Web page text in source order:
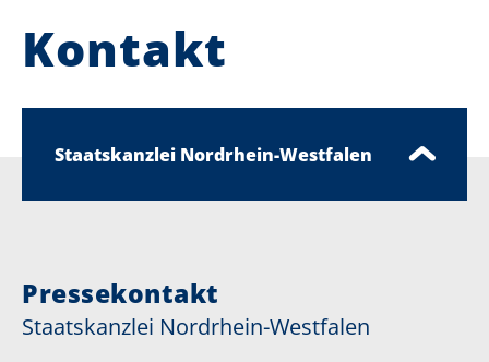
Kontakt
Staatskanzlei Nordrhein-Westfalen
Pressekontakt
Staatskanzlei Nordrhein-Westfalen